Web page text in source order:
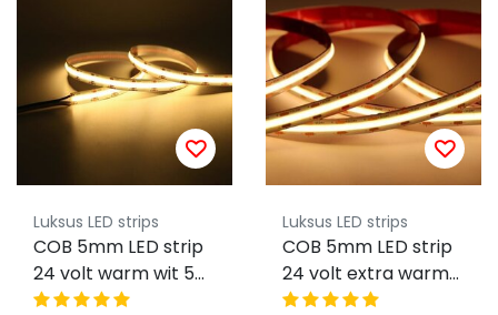
Luksus LED strips
COB 5mm LED strip
24 volt warm wit 5W
850LM 384 LED p/m
Luksus LED strips
COB 5mm LED strip
24 volt extra warm
wit 5W 850LM 384